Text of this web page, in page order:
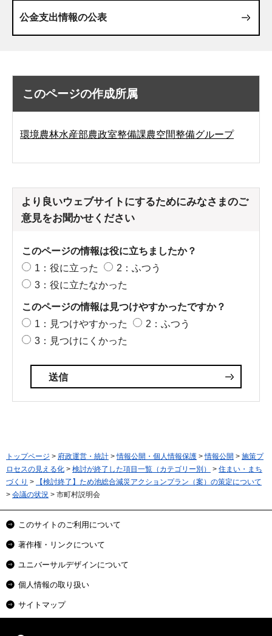
公金支出情報の公表
このページの作成所属
環境農林水産部農政室整備課農空間整備グループ
より良いウェブサイトにするためにみなさまのご
意見をお聞かせください
このページの情報は役に立ちましたか？
1：役に立った
2：ふつう
3：役に立たなかった
このページの情報は見つけやすかったですか？
1：見つけやすかった
2：ふつう
3：見つけにくかった
トップページ > 府政運営・統計 >情報公開・個人情報保護 >情報公開 > 施策プ
ロセスの見える化 > 検討が終了した項目一覧（カテゴリー別） > 住まい・まち
づくり >
【検討終了】ため池総合減災アクションプラン（案）の策定について
> 会議の状況 > 市町村説明会
このサイトのご利用について
著作権・リンクについて
ユニバーサルデザインについて
個人情報の取り扱い
サイトマップ